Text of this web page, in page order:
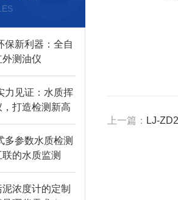
保新利器：全自
测油仪
力见证：水质挥
打造检测新高
多参数水质检测
的水质监测
浓度计的定制
上一篇： LJ-